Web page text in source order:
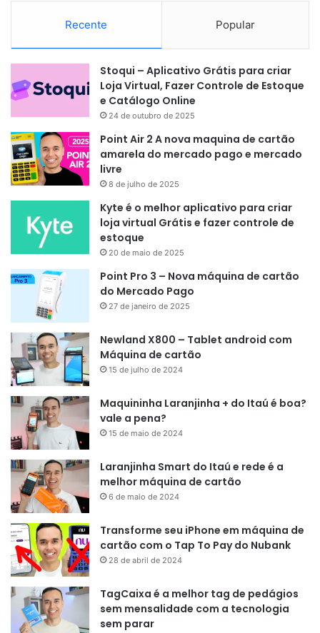
Recente Popular
Stoqui – Aplicativo Grátis para criar
Loja Virtual, Fazer Controle de Estoque
e Catálogo Online
24 de outubro de 2025
Point Air 2 A nova maquina de cartão
amarela do mercado pago e mercado
livre
8 de julho de 2025
Kyte é o melhor aplicativo para criar
loja virtual Grátis e fazer controle de
estoque
20 de maio de 2025
Point Pro 3 – Nova máquina de cartão
do Mercado Pago
27 de janeiro de 2025
Newland X800 – Tablet android com
Máquina de cartão
15 de julho de 2024
Maquininha Laranjinha + do Itaú é boa?
vale a pena?
15 de maio de 2024
Laranjinha Smart do Itaú e rede é a
melhor máquina de cartão
6 de maio de 2024
Transforme seu iPhone em máquina de
cartão com o Tap To Pay do Nubank
28 de abril de 2024
TagCaixa é a melhor tag de pedágios
sem mensalidade com a tecnologia
sem parar